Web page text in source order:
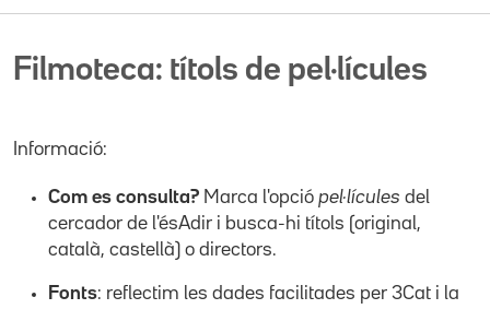
Filmoteca: títols de pel·lícules
Informació:
Com es consulta? Marca l'opció pel·lícules del
cercador de l'ésAdir i busca-hi títols (original,
català, castellà) o directors.
Fonts: reflectim les dades facilitades per 3Cat i la